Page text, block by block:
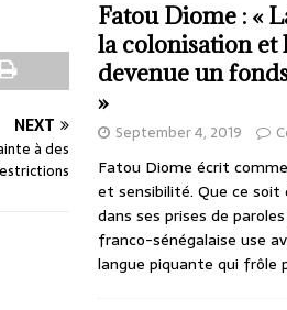
NEXT
à des
Fatou Diome : «
la colonisation et
devenue un
»
September 4, 2019
Fatou Diome écrit
et sensibilité. Que ce soit
dans ses prises de
franco-sénégalaise use
langue piquante qui frôle